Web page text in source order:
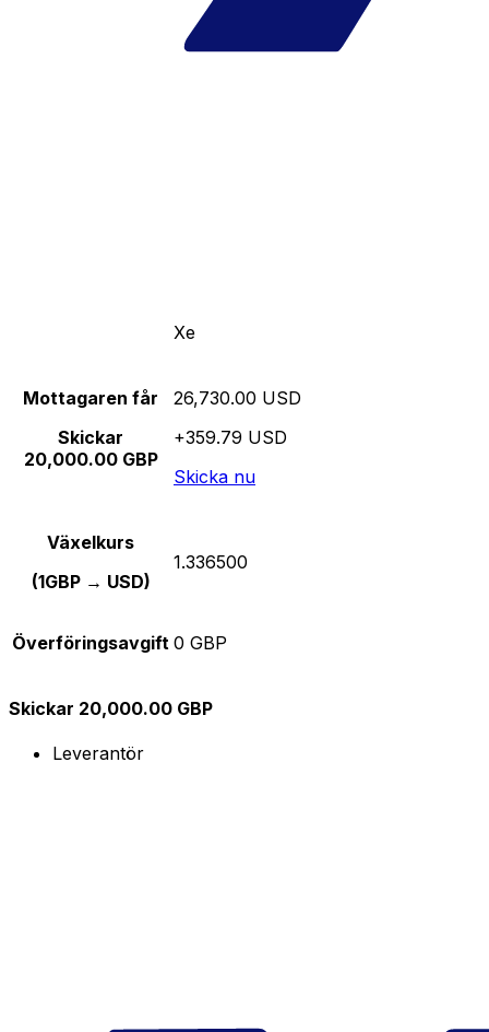
Xe
Mottagaren får
Skickar
20,000.00 GBP
26,730.00 USD
+359.79 USD
Skicka nu
Växelkurs
(1GBP → USD)
1.336500
Överföringsavgift 0 GBP
Skickar 20,000.00 GBP
Leverantör